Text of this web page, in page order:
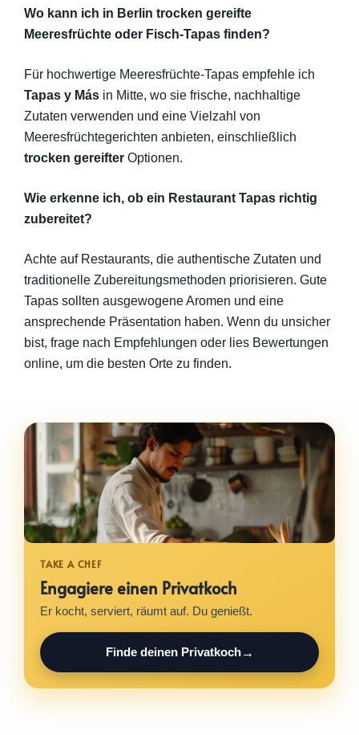
Wo kann ich in Berlin trocken gereifte
Meeresfrüchte oder Fisch-Tapas finden?
Für hochwertige Meeresfrüchte-Tapas empfehle ich
Tapas y Más in Mitte, wo sie frische, nachhaltige
Zutaten verwenden und eine Vielzahl von
Meeresfrüchtegerichten anbieten, einschließlich
trocken gereifter Optionen.
Wie erkenne ich, ob ein Restaurant Tapas richtig
zubereitet?
Achte auf Restaurants, die authentische Zutaten und
traditionelle Zubereitungsmethoden priorisieren. Gute
Tapas sollten ausgewogene Aromen und eine
ansprechende Präsentation haben. Wenn du unsicher
bist, frage nach Empfehlungen oder lies Bewertungen
online, um die besten Orte zu finden.
Engagiere einen Privatkoch
Er kocht, serviert, räumt auf. Du genießt.
Finde deinen Privatkoch